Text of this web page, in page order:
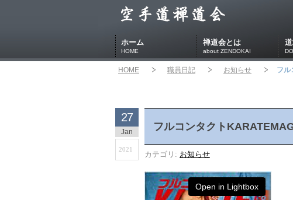
ホーム
HOME
禅道会とは
about ZENDOKAI
HOME 職員日記 お知らせ フル
フルコンタクト
27
Jan
2021
カテゴリ: お知らせ
Open in Lightbox